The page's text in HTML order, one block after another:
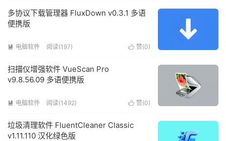
多协议下载管理器 FluxDown v0.3.1 多语
便携版
 赞(0)
 电脑软件 阅读(197)
扫描仪增强软件 VueScan Pro
v9.8.56.09 多语便携版
 赞(0)
 电脑软件 阅读(1492)
垃圾清理软件 FluentCleaner Classic
v1.11.110 汉化绿色版